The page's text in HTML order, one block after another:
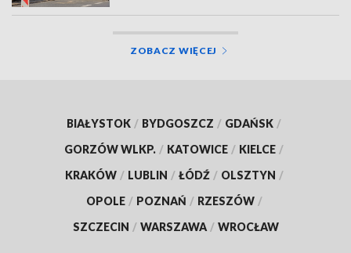
ZOBACZ WIĘCEJ
BIAŁYSTOK / BYDGOSZCZ / GDAŃSK /
GORZÓW WLKP. / KATOWICE / KIELCE /
KRAKÓW / LUBLIN / ŁÓDŹ / OLSZTYN /
OPOLE / POZNAŃ / RZESZÓW /
SZCZECIN / WARSZAWA / WROCŁAW